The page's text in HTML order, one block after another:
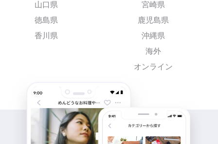
山口県
徳島県
香川県
宮崎県
鹿児島県
沖縄県
海外
オンライン